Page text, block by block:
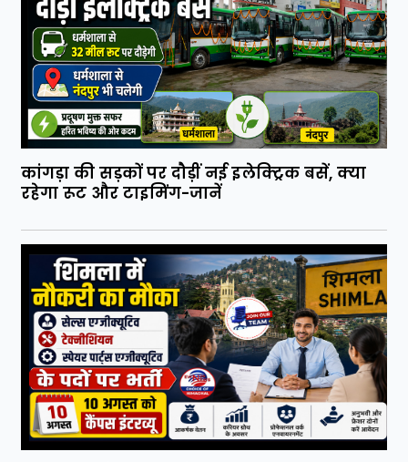
कांगड़ा की सड़कों पर दौड़ीं नई इलेक्ट्रिक बसें, क्या
रहेगा रूट और टाइमिंग-जानें